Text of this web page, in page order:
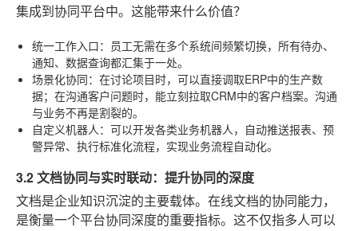
集成到协同平台中。这能带来什么价值？
统一工作入口：员工无需在多个系统间频繁切换，所有待办、
通知、数据查询都汇集于一处。
场景化协同：在讨论项目时，可以直接调取ERP中的生产数
据；在沟通客户问题时，能立刻拉取CRM中的客户档案。沟通
与业务不再是割裂的。
自定义机器人 ：可以开发各类业务机器人，自动推送报表、预
警异常、执行标准化流程，实现业务流程自动化。
3.2 文档协同与实时联动：提升协同的深度
文档是企业知识沉淀的主要载体。在线文档的协同能力，
是衡量一个平台协同深度的重要指标。这不仅指多人可以